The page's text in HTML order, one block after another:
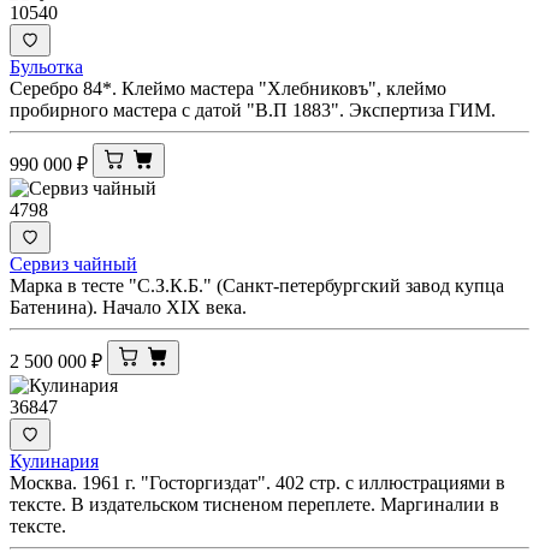
10540
Бульотка
Серебро 84*. Клеймо мастера "Хлебниковъ", клеймо
пробирного мастера с датой "В.П 1883". Экспертиза ГИМ.
990 000 ₽
4798
Сервиз чайный
Марка в тесте "С.З.К.Б." (Санкт-петербургский завод купца
Батенина). Начало XIX века.
2 500 000 ₽
36847
Кулинария
Москва. 1961 г. "Госторгиздат". 402 стр. с иллюстрациями в
тексте. В издательском тисненом переплете. Маргиналии в
тексте.